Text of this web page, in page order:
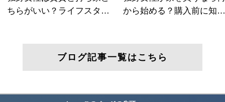
ブログ記事一覧はこちら